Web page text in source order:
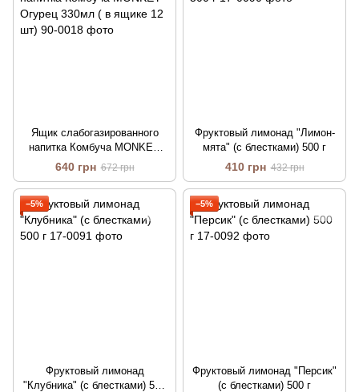
Ящик слабогазированного
напитка Комбуча MONKEY
Огурец 330мл ( в ящике 12
640 грн 672 грн
Фруктовый лимонад "Лимон-
мята" (с блестками) 500 г
410 грн 432 грн
−5%
Фруктовый лимонад
"Клубника" (с блестками) 500
−5%
Фруктовый лимонад "Персик"
(с блестками) 500 г